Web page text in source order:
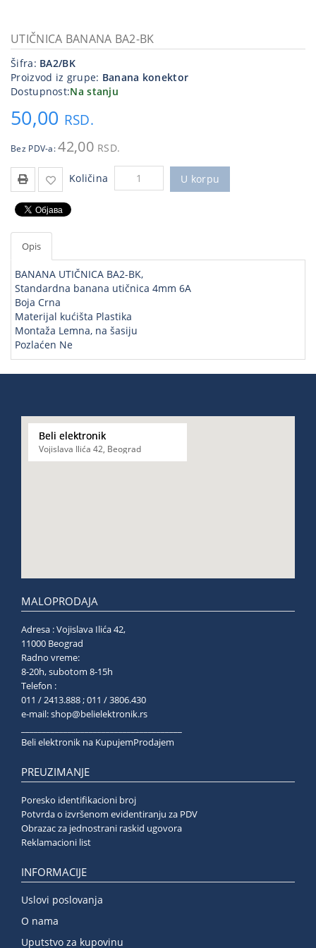
priključci
Kućna
tehnika
Poslovna
program
UTIČNICA BANANA BA2-BK
Šifra: BA2/BK
Proizvod iz grupe: Banana konektor
Dostupnost:Na stanju
50,00 RSD.
Bez PDV-a: 42,00 RSD.
Količina U korpu
Opis
BANANA UTIČNICA BA2-BK,
Standardna banana utičnica 4mm 6A
Boja Crna
Materijal kućišta Plastika
Montaža Lemna, na šasiju
Pozlaćen Ne
Beli elektronik
Vojislava Ilića 42, Beograd
MALOPRODAJA
Adresa : Vojislava Ilića 42,
11000 Beograd
Radno vreme:
8-20h, subotom 8-15h
Telefon :
011 / 2413.888 ; 011 / 3806.430
e-mail:shop@belielektronik.rs
Beli elektronik na KupujemProdajem
PREUZIMANJE
Poresko identifikacioni broj
Potvrda o izvršenom evidentiranju za PDV
Obrazac za jednostrani raskid ugovora
Reklamacioni list
INFORMACIJE
Uslovi poslovanja
O nama
Uputstvo za kupovinu